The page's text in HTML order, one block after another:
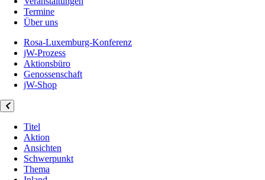
Termine
Über uns
Rosa-Luxemburg-Konferenz
jW-Prozess
Aktionsbüro
Genossenschaft
jW-Shop
Titel
Aktion
Ansichten
Schwerpunkt
Thema